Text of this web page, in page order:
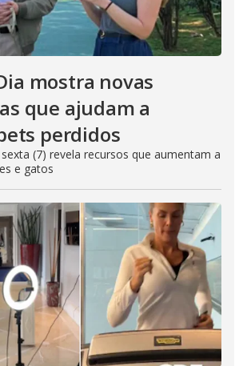
mostra novas
que ajudam a
perdidos
(7) revela recursos que aumentam a
e gatos